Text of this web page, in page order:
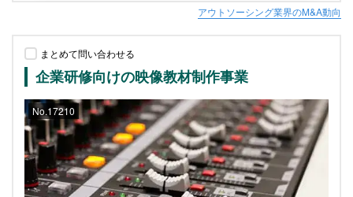
アウトソーシング業界のM&A動向
まとめて問い合わせる
企業研修向けの映像教材制作事業
No.17210